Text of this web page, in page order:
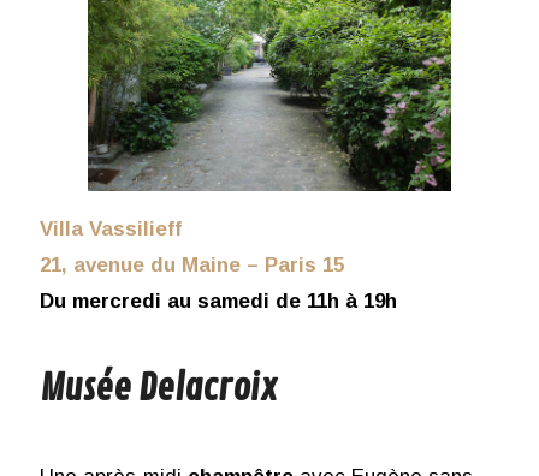
Villa Vassilieff
21, avenue du Maine – Paris 15
Du mercredi au samedi de 11h à 19h
Musée Delacroix